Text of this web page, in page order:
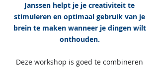
Janssen helpt je je creativiteit te
stimuleren en optimaal gebruik van je
brein te maken wanneer je dingen wilt
onthouden.
Deze workshop is goed te combineren